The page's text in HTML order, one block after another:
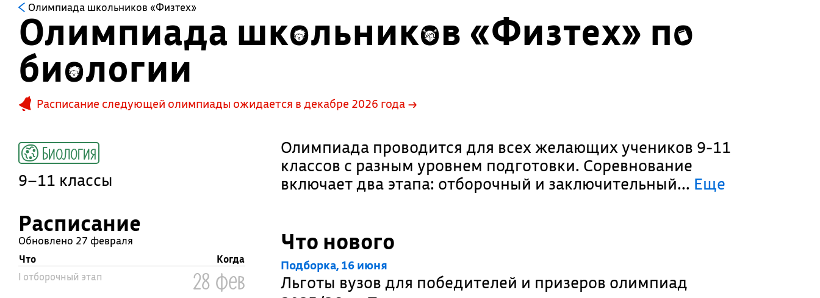
Олимпиада школьников «Физтех»
Олимпиада школьников «Физтех» по
биологии
Расписание следующей олимпиады ожидается в декабре 2026 года →
Биология
9–11 классы
Расписание
Обновлено 27 февраля
Что
Когда
I отборочный этап
28 фев
Олимпиада проводится для всех желающих учеников 9-11
классов с разным уровнем подготовки. Соревнование
включает два этапа: отборочный и заключительный... Еще
Что нового
Подборка, 16 июня
Льготы вузов для победителей и призеров олимпиад